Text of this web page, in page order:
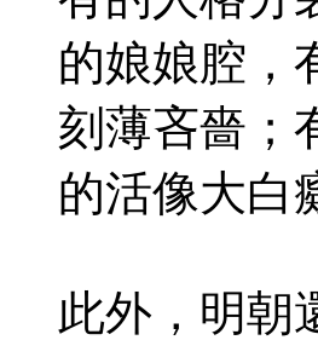
的娘娘腔，
刻薄吝嗇；
的活像大白
此外，明朝